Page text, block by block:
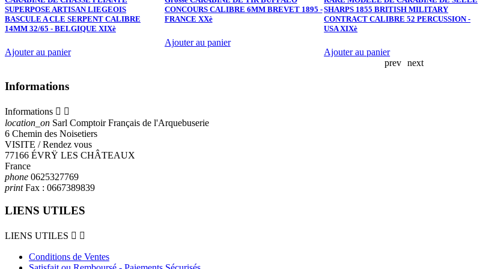
SUPERPOSE ARTISAN LIEGEOIS
BASCULE A CLE SERPENT CALIBRE
14MM 32/65 - BELGIQUE XIXè
Ajouter au panier
CONCOURS CALIBRE 6MM BREVET 1895 -
FRANCE XXè
Ajouter au panier
SHARPS 1855 BRITISH MILITARY
CONTRACT CALIBRE 52 PERCUSSION -
USA XIXè
Ajouter au panier
prev
next
Informations
Informations  
location_on Sarl Comptoir Français de l'Arquebuserie
6 Chemin des Noisetiers
VISITE / Rendez vous
77166 ÉVRŸ LES CHÂTEAUX
France
phone 0625327769
printFax : 0667389839
LIENS UTILES
LIENS UTILES  
Conditions de Ventes